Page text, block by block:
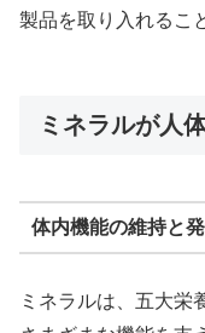
製品を取り入れるこ
ミネラルが人
体内機能の維持と
ミネラルは、五大栄